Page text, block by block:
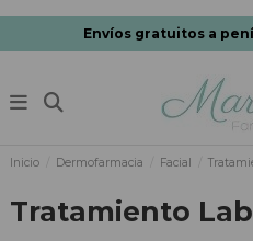
Envíos gratuitos a
Inicio Dermofarmacia Facial
Tratamiento